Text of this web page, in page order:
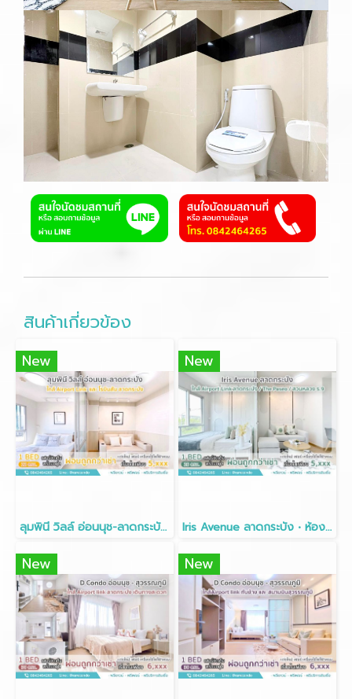
สินค้าเกี่ยวข้อง
New
ลุมพินี วิลล์ อ่อนนุช-ลาดกระบัง • ห้อง 23ตรม.• ชั้น2 อาคาร D
New
Iris Avenue ลาดกระบัง • ห้อง 28ตรม.• ชั้น2
New New